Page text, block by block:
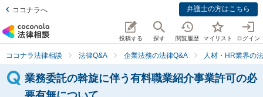
ココナラへ 弁護士の方はこちら
投稿する 探す 閲覧履歴 マイリスト ログイン
ココナラ法律相談 法律Q&A 企業法務の法律Q&A 人材・HR業界の
業務委託の斡旋に伴う有料職業紹介事業許可の必